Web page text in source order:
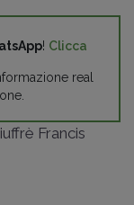
! Clicca
real
Francis